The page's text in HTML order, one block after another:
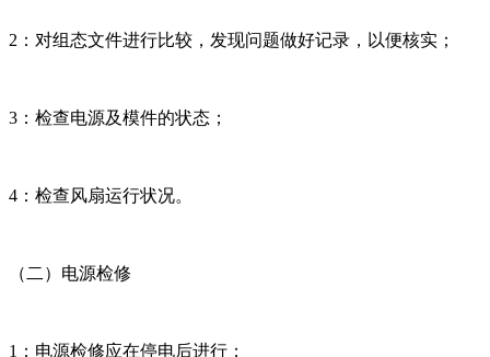
2：对组态文件进行比较，发现问题做好记录，以便核实；
3：检查电源及模件的状态；
4：检查风扇运行状况。
（二）电源检修
1：电源检修应在停电后进行；